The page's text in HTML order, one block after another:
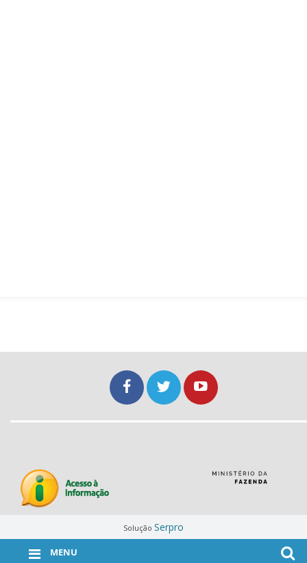
MENU
Solução Serpro